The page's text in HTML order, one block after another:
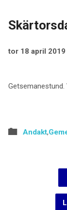
tor 18 april 2019
Getsemanestund.
Andakt,